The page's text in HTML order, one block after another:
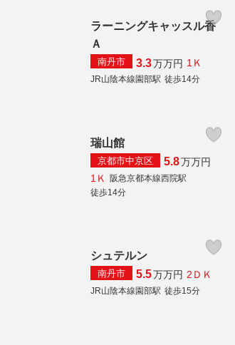
ラーニングキャッスル香
Ａ
南丹市 3.3万万円 1Ｋ
JR山陰本線園部駅 徒歩14分
瑞山館
京都市中京区 5.8万万円
1Ｋ
阪急京都本線西院駅
徒歩14分
シュテルン
南丹市 5.5万万円 2ＤＫ
JR山陰本線園部駅 徒歩15分